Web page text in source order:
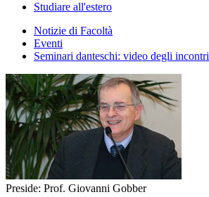
Studiare all'estero
Notizie di Facoltà
Eventi
Seminari danteschi: video degli incontri
Preside: Prof. Giovanni Gobber